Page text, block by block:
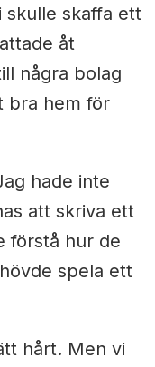
skulle skaffa ett
åt
några bolag
bra hem för
hade inte
att skriva ett
förstå hur de
spela ett
hårt. Men vi